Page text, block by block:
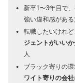
新卒1〜3年目で
強い違和感があ
転職したいけれど
ジェントがいい
人
ブラック寄りの環
ワイト寄りの会